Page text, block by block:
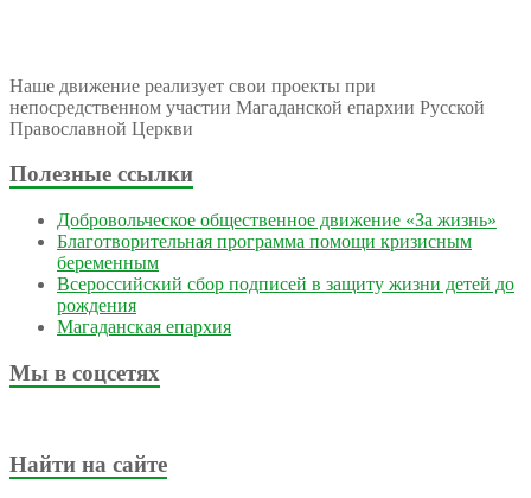
Наше движение реализует свои проекты при
непосредственном участии Магаданской епархии Русской
Православной Церкви
Полезные ссылки
Добровольческое общественное движение «За жизнь»
Благотворительная программа помощи кризисным
беременным
Всероссийский сбор подписей в защиту жизни детей до
рождения
Магаданская епархия
Мы в соцсетях
Найти на сайте